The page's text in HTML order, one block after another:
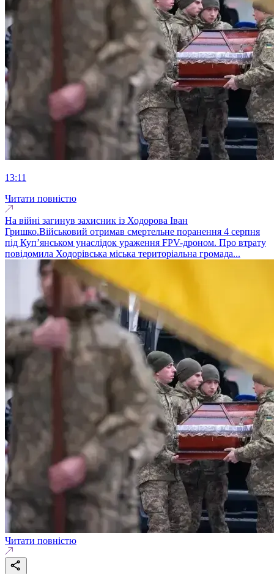
13:11
Читати повністю
На війні загинув захисник із Ходорова Іван
Гришко.Військовий отримав смертельне поранення 4 серпня
під Куп’янськом унаслідок ураження FPV-дроном. Про втрату
повідомила Ходорівська міська територіальна громада...
Читати повністю